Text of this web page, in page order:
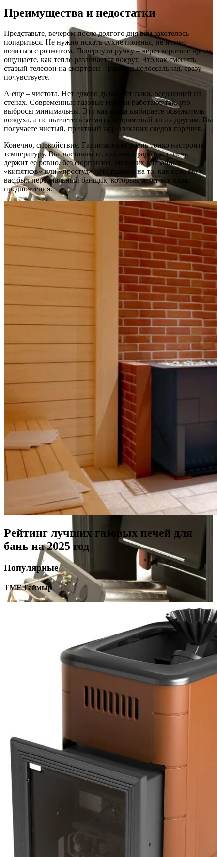
Преимущества и недостатки
Представьте, вечером после долгого дня вам захотелось
попариться. Не нужно искать сухие поленья, не нужно
возиться с розжигом. Повернули ручку – через короткое время
ощущаете, как тепло разливается вокруг. Это как сменить
старый телефон на смартфон – разница колоссальная, сразу
почувствуете.
А еще – чистота. Нет едкого дыма, нет сажи, оседающей на
стенах. Современные газовые модели работают так, что
выбросы минимальны. Это как когда выбираете освежитель
воздуха, а не пытаетесь затмить неприятный запах другим. Вы
получаете чистый, приятный жар, никаких следов горения.
Конечно, спокойствие. Газ позволяет очень тонко настроить
температуру. Вы выставляете, как вам нравится, и печь
держит ее ровно, без сюрпризов. Никаких внезапных
«кипятков» или «простуд». Это похоже на то, как если бы у
вас был персональный банщик, который знает все ваши
предпочтения.
Рейтинг лучших газовых печей для
бань на 2025 год
Популярные
TMF Таймыр